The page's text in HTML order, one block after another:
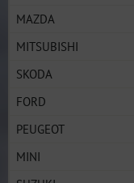
MAZDA
MITSUBISHI
SKODA
FORD
PEUGEOT
MINI